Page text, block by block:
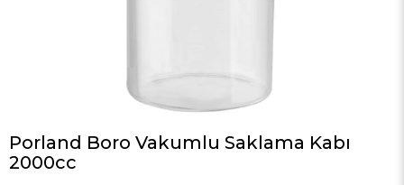
Porland Boro Vakumlu Saklama Kabı
2000cc